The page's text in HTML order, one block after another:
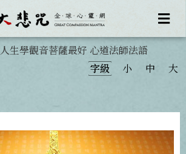
人生學觀音菩薩最好 心道法師法語
字級
小 中 大